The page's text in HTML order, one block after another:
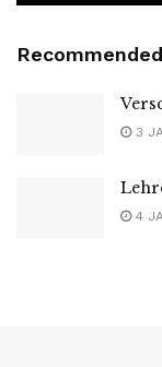
Recommended
3
4